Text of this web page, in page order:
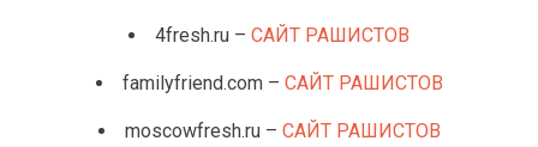
4fresh.ru – САЙТ РАШИСТОВ
familyfriend.com – САЙТ РАШИСТОВ
moscowfresh.ru – САЙТ РАШИСТОВ